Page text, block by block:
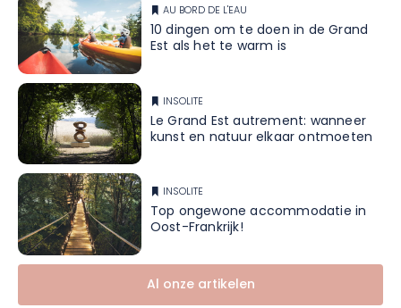
AU BORD DE L'EAU
10 dingen om te doen in de Grand
Est als het te warm is
INSOLITE
Le Grand Est autrement: wanneer
kunst en natuur elkaar ontmoeten
INSOLITE
Top ongewone accommodatie in
Oost-Frankrijk!
Al onze artikelen